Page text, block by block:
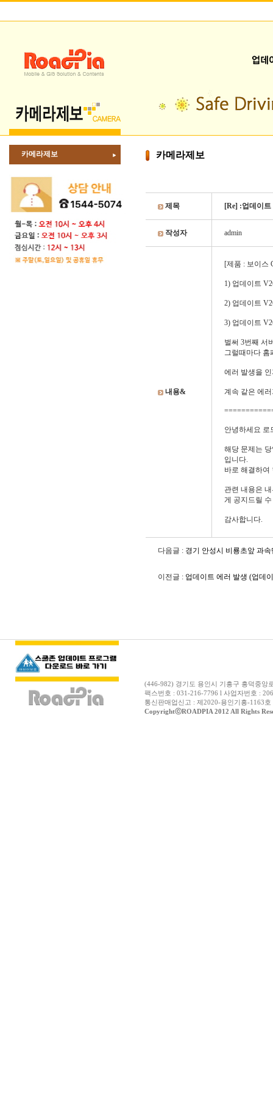
카메라제보 카메라제보
제목 [Re] :업데이
작성자 admin
내용&
[제품 : 보이스
1) 업데이트
2) 업데이트
3) 업데이트
벌써 3번째 서
그럴때마다 홈
에러 발생을
계속 같은 에
안녕하세요 로
해당 문제는
입니다.
바로 해결하여
관련 내용은
게 공지드릴
감사합니다.
다음글 : 경기 안성시 비룡초앞 과
이전글 : 업데이트 에러 발생 (업데
(446-982) 경기도 용인시 기흥구 흥덕중앙
팩스번호 : 031-216-7796 l 사업자번호 :
통신판매업신고 : 제2020-용인기흥-1163
CopyrightⓒROADPIA 2012 All Rights